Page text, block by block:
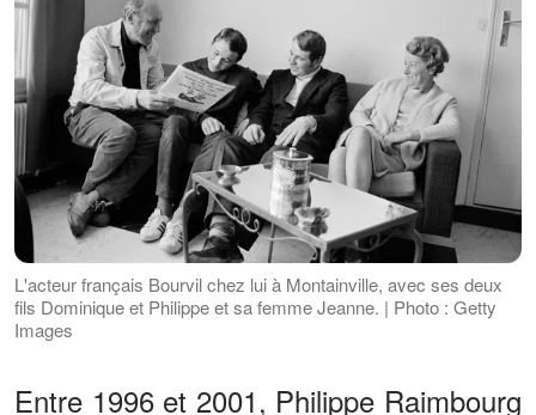
L'acteur français Bourvil chez lui à Montainville, avec ses deux
fils Dominique et Philippe et sa femme Jeanne. | Photo : Getty
Images
Entre 1996 et 2001, Philippe Raimbourg